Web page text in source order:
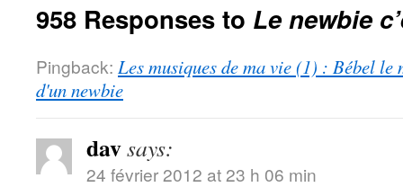
958 Responses to Le newbie
Pingback: Les musiques de ma vie (1) : Bébel le
d'un newbie
davsays:
24 février 2012 at 23 h 06 min